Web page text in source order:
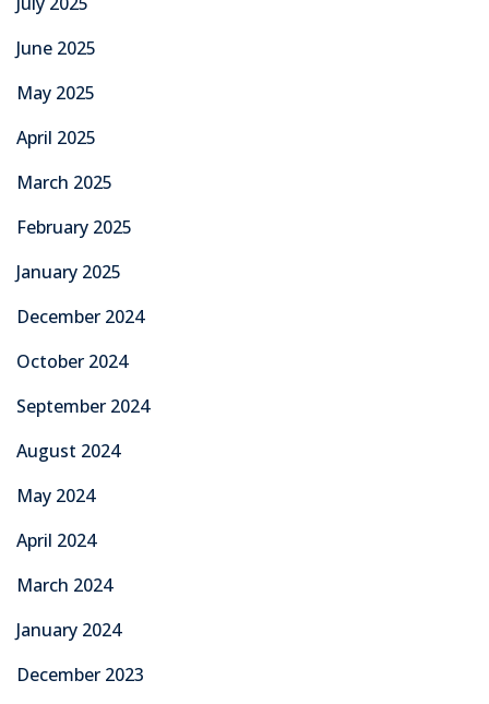
June 2025
May 2025
April 2025
March 2025
February 2025
January 2025
December 2024
October 2024
September 2024
August 2024
May 2024
April 2024
March 2024
January 2024
December 2023